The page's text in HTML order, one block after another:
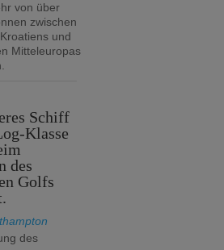
von über
zwischen
und
Mitteleuropas
Schiff
Klasse
des
Golfs
des